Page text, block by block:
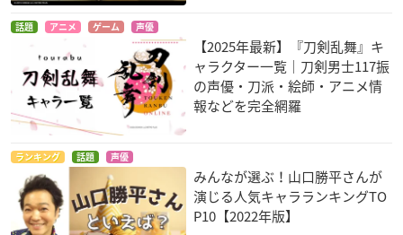
話題 アニメ ゲーム 声優
【2025年最新】『刀剣乱舞』キ
ャラクター一覧｜刀剣男士117振
の声優・刀派・絵師・アニメ情
報などを完全網羅
ランキング 話題 声優
みんなが選ぶ！山口勝平さんが
演じる人気キャラランキングTO
P10【2022年版】